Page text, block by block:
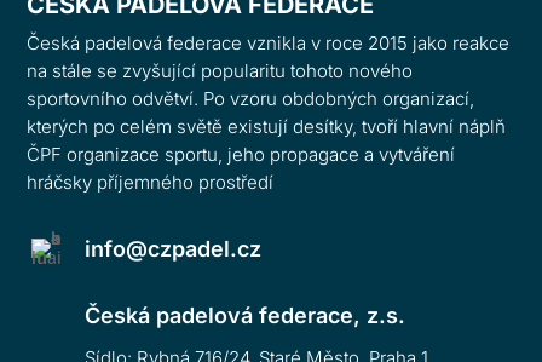
Česká padelová federace vznikla v roce 2015 jako reakce
na stále se zvyšující popularitu tohoto nového
sportovního odvětví. Po vzoru obdobných organizací,
kterých po celém světě existují desítky, tvoří hlavní náplň
ČPF organizace sportu, jeho propagace a vytváření
hráčsky příjemného prostředí
info@czpadel.cz
Česká padelová federace, z.s.
Sídlo: Rybná 716/24. Staré Město, Praha 1